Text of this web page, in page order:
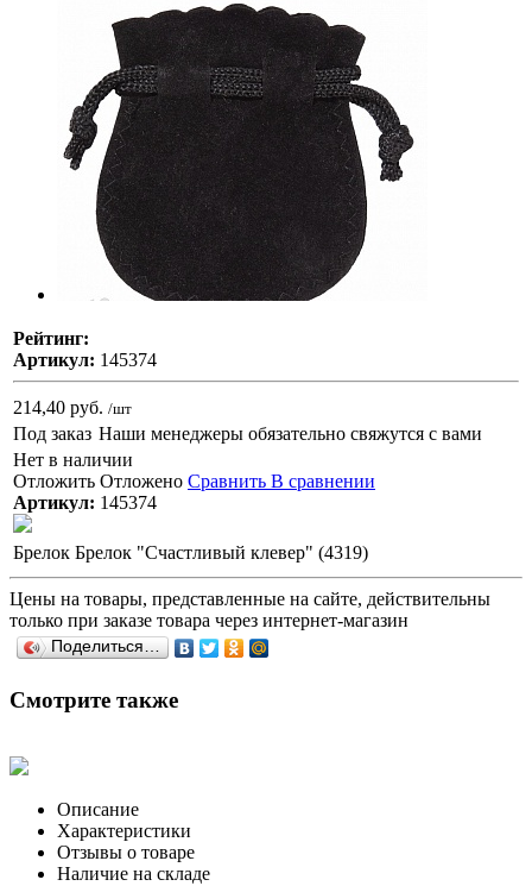
Рейтинг:
Артикул: 145374
214,40 руб. /шт
Под заказ Наши менеджеры обязательно свяжутся с вами
Нет в наличии
Отложить Отложено Сравнить В сравнении
Артикул: 145374
Брелок Брелок "Счастливый клевер" (4319)
Цены на товары, представленные на сайте, действительны
только при заказе товара через интернет-магазин
Поделиться…
Смотрите также
Описание
Характеристики
Отзывы о товаре
Наличие на складе